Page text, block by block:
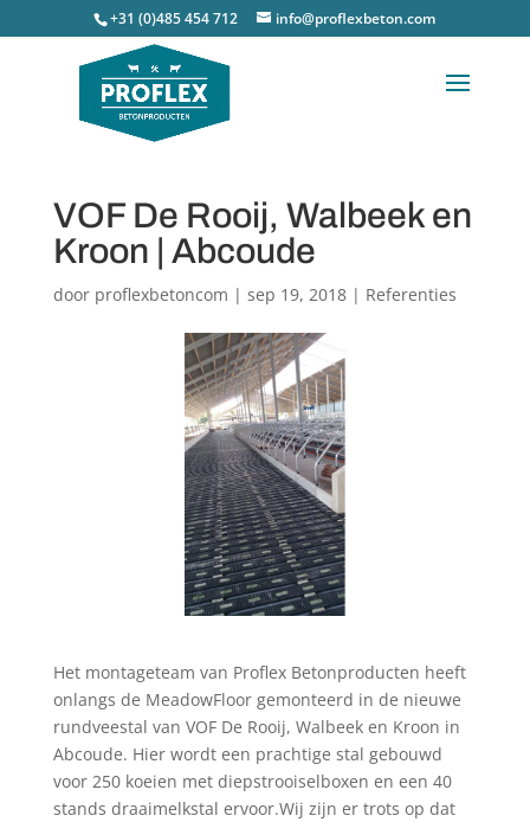
+31 (0)485 454 712 info@proflexbeton.com
VOF De Rooij, Walbeek en
Kroon | Abcoude
door proflexbetoncom | sep 19, 2018| Referenties
Het montageteam van Proflex Betonproducten heeft
onlangs de MeadowFloor gemonteerd in de nieuwe
rundveestal van VOF De Rooij, Walbeek en Kroon in
Abcoude. Hier wordt een prachtige stal gebouwd
voor 250 koeien met diepstrooiselboxen en een 40
stands draaimelkstal ervoor.Wij zijn er trots op dat